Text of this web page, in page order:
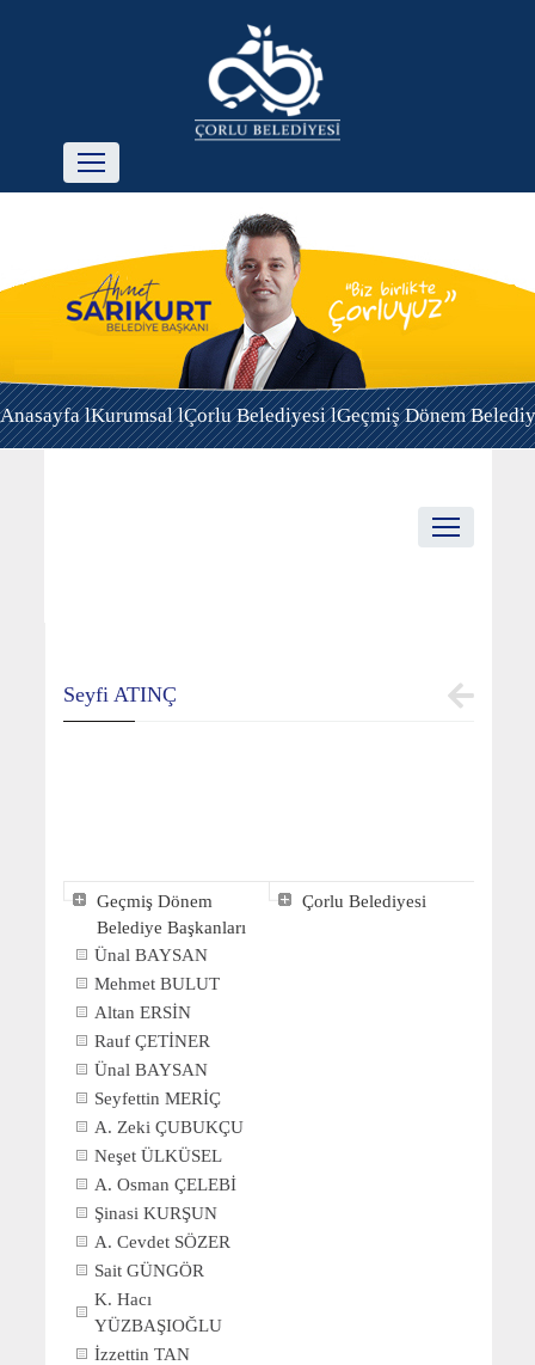
Anasayfa lKurumsal lÇorlu Belediyesi lGeçmiş Dönem
Seyfi ATINÇ
Geçmiş Dönem
Belediye Başkanları
Ünal BAYSAN
Mehmet BULUT
Altan ERSİN
Rauf ÇETİNER
Ünal BAYSAN
Seyfettin MERİÇ
A. Zeki ÇUBUKÇU
Neşet ÜLKÜSEL
A. Osman ÇELEBİ
Şinasi KURŞUN
A. Cevdet SÖZER
Sait GÜNGÖR
K. Hacı
YÜZBAŞIOĞLU
İzzettin TAN
Çorlu Belediyesi